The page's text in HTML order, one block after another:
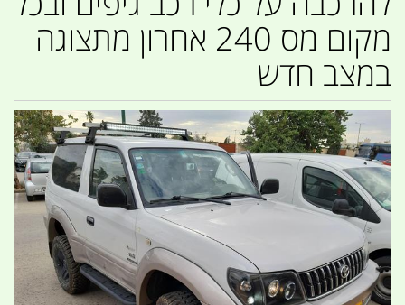
מקום מס 240 אחרון מתצוגה
במצב חדש